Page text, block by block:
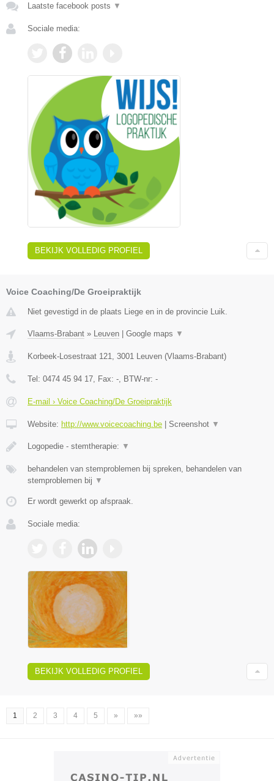
Laatste facebook posts ▼
Sociale media:
BEKIJK VOLLEDIG PROFIEL
Voice Coaching/De Groeipraktijk
Niet gevestigd in de plaats Liege en in de provincie Luik.
Vlaams-Brabant » Leuven Google maps ▼
Korbeek-Losestraat 121, 3001 Leuven (Vlaams-Brabant)
Tel: 0474 45 94 17, Fax: -, BTW-nr: -
E-mail › Voice Coaching/De Groeipraktijk
Website: http://www.voicecoaching.be Screenshot ▼
Logopedie - stemtherapie: ▼
behandelen van stemproblemen bij spreken, behandelen van
stemproblemen bij ▼
Er wordt gewerkt op afspraak.
Sociale media:
BEKIJK VOLLEDIG PROFIEL
1 2 3 4 5 » »»